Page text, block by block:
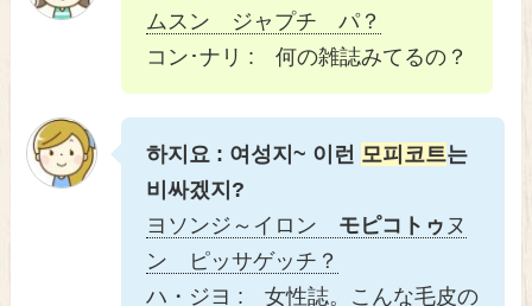
ー
ムスン ジャプチ パ？
コン･ナリ : 何の雑誌みてるの？
하지요 : 여성지~ 이런 모피코트는
비싸겠지?
ヨソンジ～イロン モピコトゥ ヌ
ン ピッサゲッチ？
ハ・ジヨ : 女性誌。こんな毛皮の